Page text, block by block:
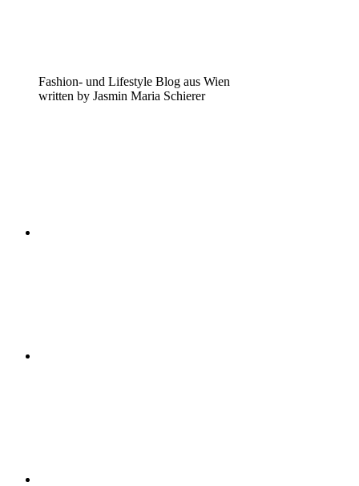
Fashion- und Lifestyle Blog aus Wien
written by Jasmin Maria Schierer